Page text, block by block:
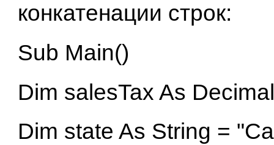
конкатенации строк:
Sub Main()
Dim salesTax As
Dim state As String =